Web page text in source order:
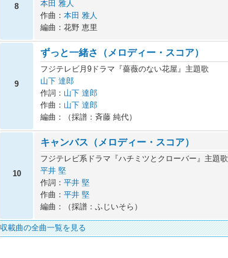
8
本田 雅人
作曲： 本田 雅人
編曲：花野 恵里
9
ずっと一緒さ（メロディー・スコア）
フジテレビ月9ドラマ『薔薇のない花屋』主題歌
山下 達郎
作詞： 山下 達郎
作曲： 山下 達郎
編曲：（採譜：斉藤 純代）
10
キャンバス（メロディー・スコア）
フジテレビ系ドラマ『ハチミツとクローバー』主題歌
平井 堅
作詞： 平井 堅
作曲： 平井 堅
編曲：（採譜：ふじいそら）
収載曲の全曲一覧を見る